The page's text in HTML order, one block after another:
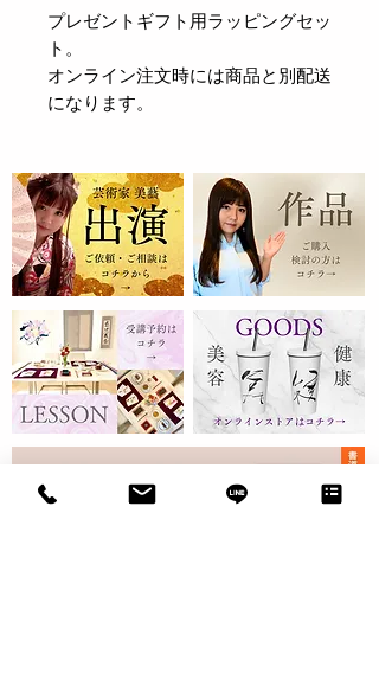
プレゼントギフト用ラッピングセッ
ト。
オンライン注文時には商品と別配送
になります。